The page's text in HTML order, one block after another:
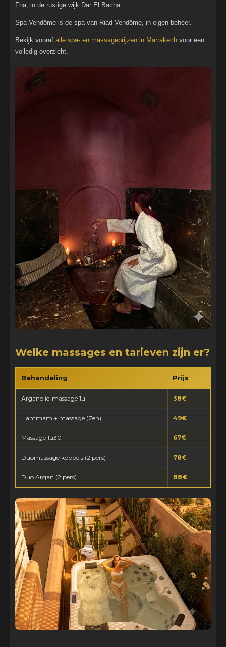
Fna, in de rustige wijk Dar El Bacha.
Spa Vendôme is de spa van Riad Vendôme, in eigen beheer.
Bekijk vooraf alle spa- en massageprijzen in Marrakech voor een
volledig overzicht.
Welke massages en tarieven zijn er?
Behandeling Prijs
Arganolie-massage 1u 38€
Hammam + massage (Zen) 49€
Massage 1u30 67€
Duomassage koppels (2 pers) 78€
Duo Argan (2 pers) 88€